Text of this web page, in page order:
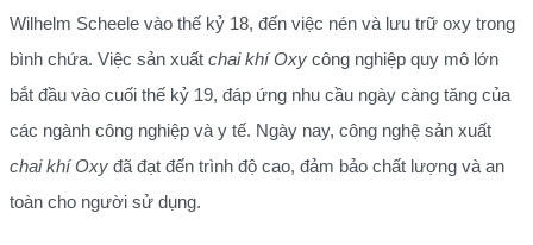
Wilhelm Scheele vào thế kỷ 18, đến việc nén và lưu trữ oxy trong
bình chứa. Việc sản xuất chai khí Oxy công nghiệp quy mô lớn
bắt đầu vào cuối thế kỷ 19, đáp ứng nhu cầu ngày càng tăng của
các ngành công nghiệp và y tế. Ngày nay, công nghệ sản xuất
chai khí Oxy đã đạt đến trình độ cao, đảm bảo chất lượng và an
toàn cho người sử dụng.